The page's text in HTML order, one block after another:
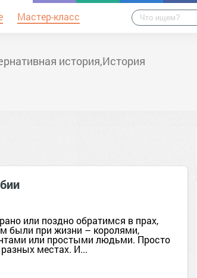
Мастер-класс
история,История
или поздно обратимся в прах,
были при жизни – королями,
или простыми людьми. Просто
местах. И...